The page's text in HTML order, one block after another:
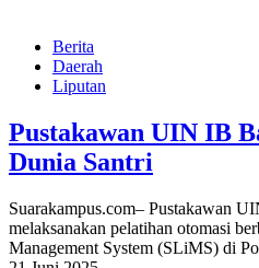
Berita
Daerah
Liputan
Pustakawan UIN IB
Dunia Santri
Suarakampus.com– Pustakawan
melaksanakan pelatihan otomasi
Management System (SLiMS) di